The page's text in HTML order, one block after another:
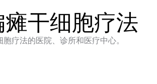
干细胞疗法
疗法的医院、诊所和医疗中心。